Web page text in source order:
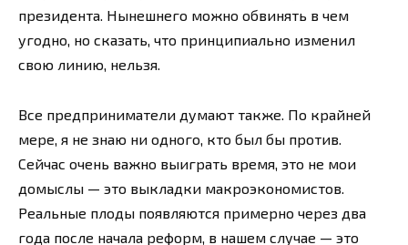
президента. Нынешнего можно обвинять в чем
угодно, но сказать, что принципиально изменил
свою линию, нельзя.
Все предприниматели думают также. По крайней
мере, я не знаю ни одного, кто был бы против.
Сейчас очень важно выиграть время, это не мои
домыслы — это выкладки макроэкономистов.
Реальные плоды появляются примерно через два
года после начала реформ, в нашем случае — это